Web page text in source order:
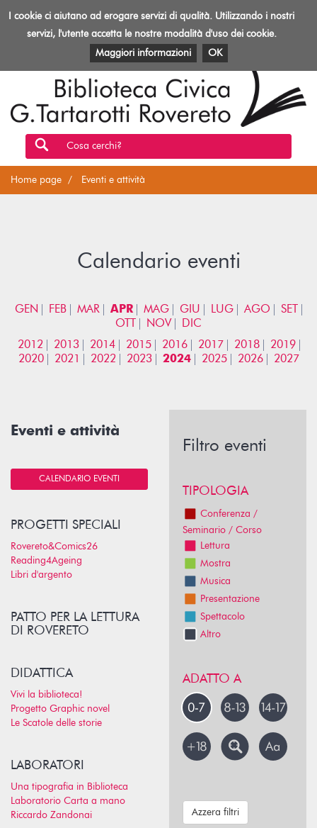
Toggle
Biblioteca
Rovereto
EVENTI E ATTIVITÀ PATRIMONIO E RISORSE
Cosa cerchi?
Home page Eventi e attività
Calendario eventi
GEN FEB MAR APR MAG GIU LUG AGO
SET
OTT
NOV
DIC
2012
2013 2014 2015 2016 2017 2018
2019
2020
2021 2022 2023 2024 2025 2026 2027
Eventi e attività
CALENDARIO EVENTI
PROGETTI SPECIALI
Rovereto&Comics26
Reading4Ageing
Libri d'argento
PATTO PER LA LETTURA
DI ROVERETO
DIDATTICA
Vivi la biblioteca!
Progetto Graphic novel
Le Scatole delle storie
LABORATORI
Una tipografia in Biblioteca
Laboratorio Carta a mano
Riccardo Zandonai
Filtro eventi
TIPOLOGIA
Conferenza /
Seminario / Corso
Lettura
Mostra
Musica
Presentazione
Spettacolo
Altro
ADATTO A
Azzera filtri
I cookie ci aiutano ad erogare servizi di qualità. Utilizzando i nostri
servizi, l'utente accetta le nostre modalità d'uso dei cookie.
Maggiori informazioni
OK